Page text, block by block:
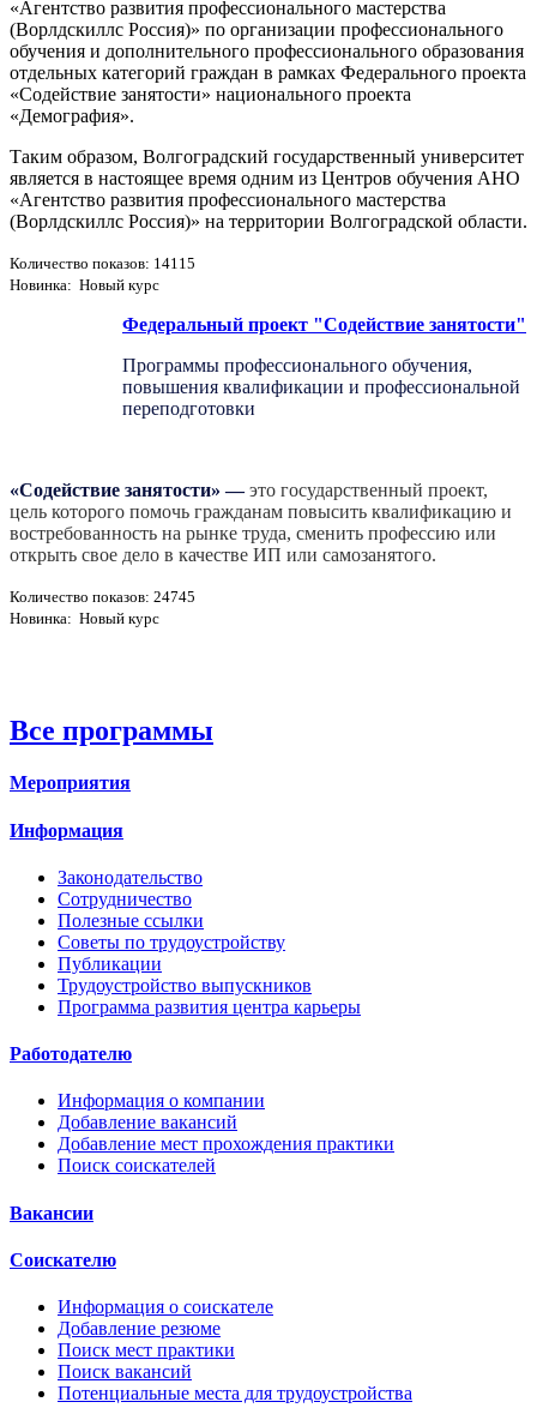
«Агентство развития профессионального мастерства
(Ворлдскиллс Россия)» по организации профессионального
обучения и дополнительного профессионального образования
отдельных категорий граждан в рамках Федерального проекта
«Содействие занятости» национального проекта
«Демография».
Таким образом, Волгоградский государственный университет
является в настоящее время одним из Центров обучения АНО
«Агентство развития профессионального мастерства
(Ворлдскиллс Россия)» на территории Волгоградской области.
Количество показов: 14115
Новинка: Новый курс
Федеральный проект "Содействие занятости"
Программы профессионального обучения,
повышения квалификации и профессиональной
переподготовки
«Содействие занятости» —это государственный проект,
цель которого помочь гражданам повысить квалификацию и
востребованность на рынке труда, сменить профессию или
открыть свое дело в качестве ИП или самозанятого.
Количество показов: 24745
Новинка: Новый курс
Все программы
Мероприятия
Информация
Законодательство
Сотрудничество
Полезные ссылки
Советы по трудоустройству
Публикации
Трудоустройство выпускников
Программа развития центра карьеры
Работодателю
Информация о компании
Добавление вакансий
Добавление мест прохождения практики
Поиск соискателей
Вакансии
Соискателю
Информация о соискателе
Добавление резюме
Поиск мест практики
Поиск вакансий
Потенциальные места для трудоустройства